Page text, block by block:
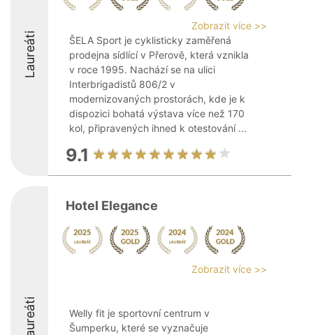
Laureáti
Zobrazit více >>
ŠELA Sport je cyklisticky zaměřená
prodejna sídlící v Přerově, která vznikla
v roce 1995. Nachází se na ulici
Interbrigadistů 806/2 v
modernizovaných prostorách, kde je k
dispozici bohatá výstava více než 170
kol, připravených ihned k otestování ...
9.1
Laureáti
Hotel Elegance
Zobrazit více >>
Welly fit je sportovní centrum v
Šumperku, které se vyznačuje